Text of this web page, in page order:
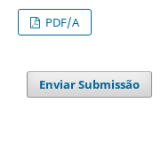
PDF/A
Enviar Submissão